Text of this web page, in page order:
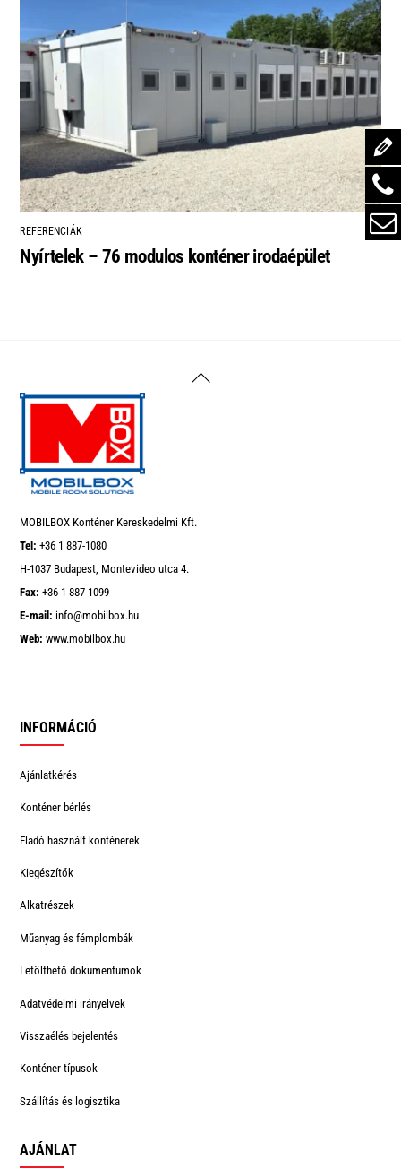
REFERENCIÁK
Nyírtelek – 76 modulos konténer irodaépület
Back
MOBILBOX Konténer Kereskedelmi Kft.
Tel: +36 1 887-1080
H-1037 Budapest, Montevideo utca 4.
Fax: +36 1 887-1099
E-mail: info@mobilbox.hu
Web: www.mobilbox.hu
INFORMÁCIÓ
Ajánlatkérés
Konténer bérlés
Eladó használt konténerek
Kiegészítők
Alkatrészek
Műanyag és fémplombák
Letölthető dokumentumok
Adatvédelmi irányelvek
Visszaélés bejelentés
Konténer típusok
Szállítás és logisztika
AJÁNLAT